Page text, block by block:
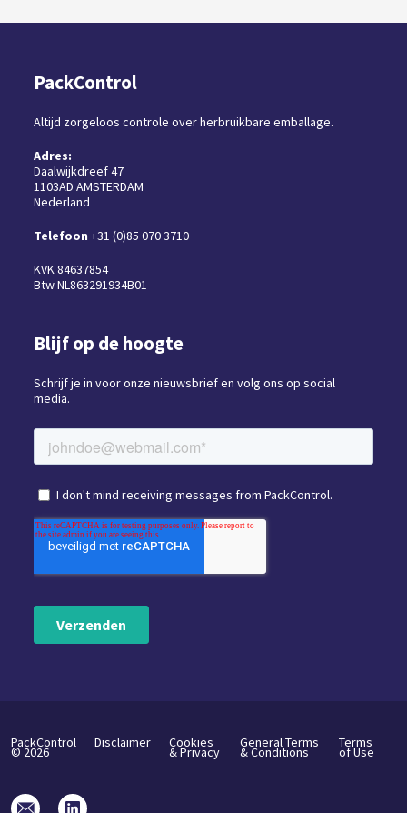
PackControl
Altijd zorgeloos controle over herbruikbare emballage.
Adres:
Daalwijkdreef 47
1103AD AMSTERDAM
Nederland
Telefoon +31 (0)85 070 3710
KVK 84637854
Btw NL863291934B01
Blijf op de hoogte
Schrijf je in voor onze nieuwsbrief en volg ons op social
media.
PackControl
© 2026
Disclaimer Cookies
& Privacy
General Terms
& Conditions
Terms
of Use